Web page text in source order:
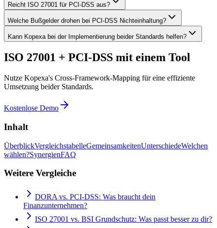
Reicht ISO 27001 für PCI-DSS aus?
Welche Bußgelder drohen bei PCI-DSS Nichteinhaltung?
Kann Kopexa bei der Implementierung beider Standards helfen?
ISO 27001 + PCI-DSS mit einem Tool
Nutze Kopexa's Cross-Framework-Mapping für eine effiziente
Umsetzung beider Standards.
Kostenlose Demo
Inhalt
ÜberblickVergleichstabelleGemeinsamkeitenUnterschiedeWelchen
wählen?SynergienFAQ
Weitere Vergleiche
DORA vs. PCI-DSS: Was braucht dein
Finanzunternehmen?
ISO 27001 vs. BSI Grundschutz: Was passt besser zu dir?